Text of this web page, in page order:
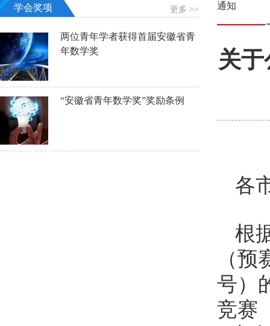
学会奖项 更多 >>
两位青年学者获得首届安徽省青
年数学奖
“安徽省青年数学奖”奖励条例
通知
关
各
根
（
号）
竞赛